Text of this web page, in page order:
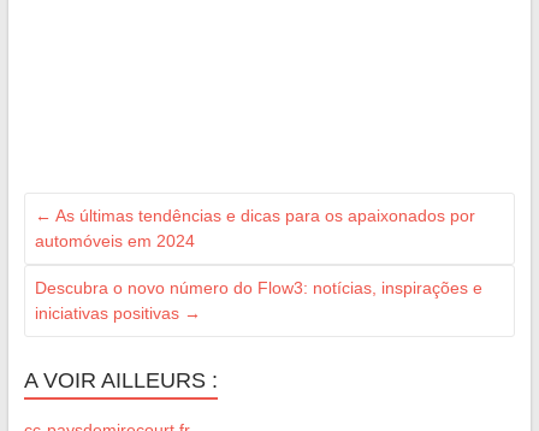
← As últimas tendências e dicas para os apaixonados por
automóveis em 2024
Descubra o novo número do Flow3: notícias, inspirações e
iniciativas positivas →
A VOIR AILLEURS :